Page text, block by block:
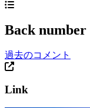
Back number
過去のコメント
Link